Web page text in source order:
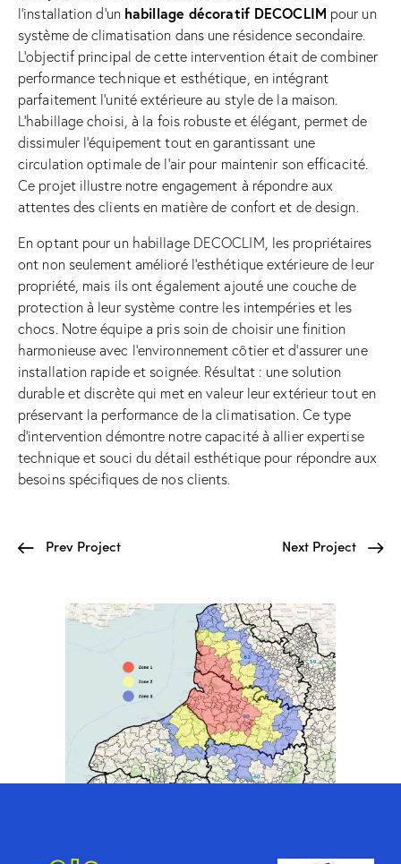
l’installation d’un habillage décoratif DECOCLIM pour un
système de climatisation dans une résidence secondaire.
L’objectif principal de cette intervention était de combiner
performance technique et esthétique, en intégrant
parfaitement l’unité extérieure au style de la maison.
L’habillage choisi, à la fois robuste et élégant, permet de
dissimuler l’équipement tout en garantissant une
circulation optimale de l’air pour maintenir son efficacité.
Ce projet illustre notre engagement à répondre aux
attentes des clients en matière de confort et de design.
En optant pour un habillage DECOCLIM, les propriétaires
ont non seulement amélioré l’esthétique extérieure de leur
propriété, mais ils ont également ajouté une couche de
protection à leur système contre les intempéries et les
chocs. Notre équipe a pris soin de choisir une finition
harmonieuse avec l’environnement côtier et d’assurer une
installation rapide et soignée. Résultat : une solution
durable et discrète qui met en valeur leur extérieur tout en
préservant la performance de la climatisation. Ce type
d’intervention démontre notre capacité à allier expertise
technique et souci du détail esthétique pour répondre aux
besoins spécifiques de nos clients.
Prev Project Next Project